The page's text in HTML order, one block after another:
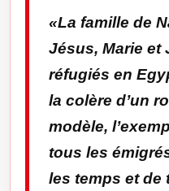
«La famille de
Jésus, Marie et
réfugiés en
la colère d’un
modèle,
tous les
les temps et de